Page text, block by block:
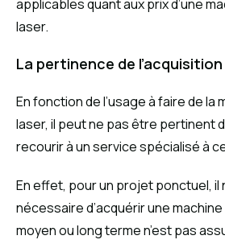
applicables quant aux prix d’une
laser.
La pertinence de l’acquisition
En fonction de l’usage à faire de la
laser, il peut ne pas être pertinent
recourir à un service spécialisé à
En effet, pour un projet ponctuel, il
nécessaire d’acquérir une
moyen ou long terme n’est pas